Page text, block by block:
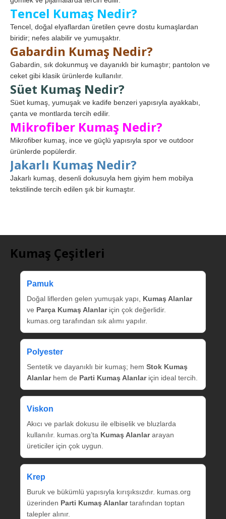
Tencel Kumaş Nedir?
Tencel, doğal elyaflardan üretilen çevre dostu kumaşlardan
biridir; nefes alabilir ve yumuşaktır.
Gabardin Kumaş Nedir?
Gabardin, sık dokunmuş ve dayanıklı bir kumaştır; pantolon ve
ceket gibi klasik ürünlerde kullanılır.
Süet Kumaş Nedir?
Süet kumaş, yumuşak ve kadife benzeri yapısıyla ayakkabı,
çanta ve montlarda tercih edilir.
Mikrofiber Kumaş Nedir?
Mikrofiber kumaş, ince ve güçlü yapısıyla spor ve outdoor
ürünlerde popülerdir.
Jakarlı Kumaş Nedir?
Jakarlı kumaş, desenli dokusuyla hem giyim hem mobilya
tekstilinde tercih edilen şık bir kumaştır.
Kumaş Çeşitleri
Pamuk
Doğal liflerden gelen yumuşak yapı, Kumaş Alanlar
ve Parça Kumaş Alanlariçin çok değerlidir.
kumas.org tarafından sık alımı yapılır.
Polyester
Sentetik ve dayanıklı bir kumaş; hem Stok Kumaş
Alanlarhem de Parti Kumaş Alanlariçin ideal tercih.
Viskon
Akıcı ve parlak dokusu ile elbiselik ve bluzlarda
kullanılır. kumas.org’ta Kumaş Alanlararayan
üreticiler için çok uygun.
Krep
Buruk ve bükümlü yapısıyla kırışıksızdır. kumas.org
üzerinden Parti Kumaş Alanlartarafından toptan
talepler alınır.